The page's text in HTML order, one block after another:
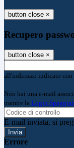
button close ×
Recupero
button close ×
all'indirizzo indicato con
Non hai una e-mail
tramite la Login
E-mail inviata, si
Errore